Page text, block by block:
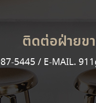
ติดต่อฝ่ายข
5445 / E-MAIL.